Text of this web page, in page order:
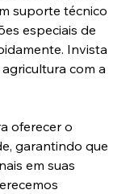
suporte técnico
especiais de
Invista
com a
oferecer o
garantindo que
em suas